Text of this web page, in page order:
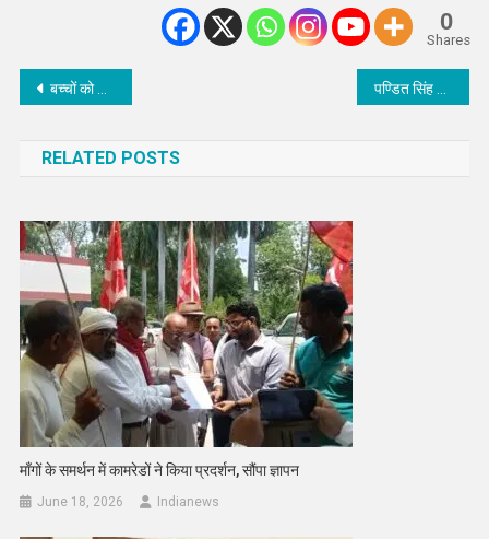
0
Shares
Post
बच्चों को AI सौंपने से पहले जागरूकता जरूरी : CDO Ankita Jain
RELATED POSTS
माँगों के समर्थन में कामरेडों ने किया प्रदर्शन, सौंपा ज्ञापन
June 18, 2026 Indianews